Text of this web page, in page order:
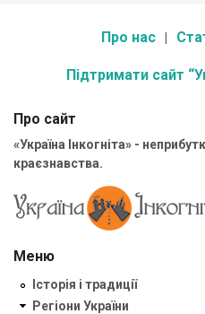
Про нас
Підтримати сайт
Про сайт
«Україна Інкогніта» -
краєзнавства.
Меню
Історія і традиції
Регіони України